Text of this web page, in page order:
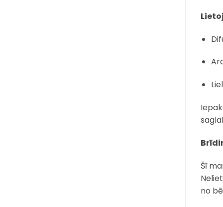
Šī
no